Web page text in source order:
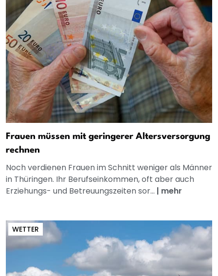
Frauen müssen mit geringerer Altersversorgung
rechnen
Noch verdienen Frauen im Schnitt weniger als Männer
in Thüringen. Ihr Berufseinkommen, oft aber auch
Erziehungs- und Betreuungszeiten sor... | mehr
WETTER